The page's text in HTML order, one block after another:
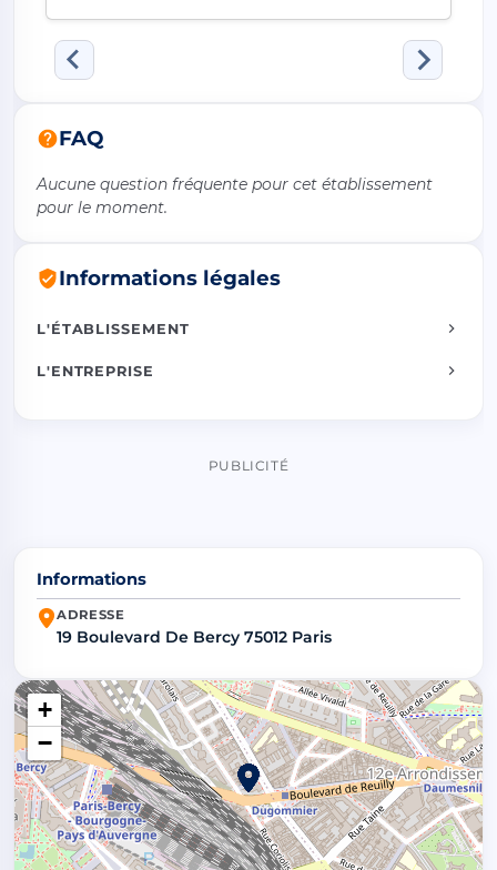
FAQ
Aucune question fréquente pour cet établissement
pour le moment.
Informations légales
L'ÉTABLISSEMENT
L'ENTREPRISE
PUBLICITÉ
Informations
ADRESSE
19 Boulevard De Bercy 75012 Paris
+
−